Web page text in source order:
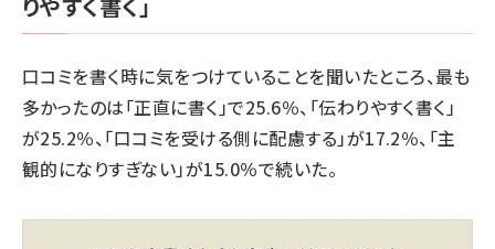
口コミを書く時に気をつけていることを聞いたところ、最も
多かったのは「正直に書く」で25.6％、「伝わりやすく書く」
が25.2％、「口コミを受ける側に配慮する」が17.2％、「主
観的になりすぎない」が15.0％で続いた。